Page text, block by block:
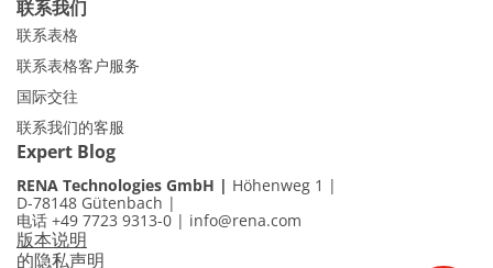
联系我们
联系表格
联系表格客户服务
国际交往
联系我们的客服
Expert Blog
RENA Technologies GmbH
Höhenweg 1
D-78148 Gütenbach
电话 +49 7723 9313-0 | info@rena.com
版本说明
的隐私声明